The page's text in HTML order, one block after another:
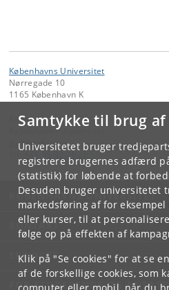
Samtykke til brug
Universitetet bruger
registrere brugernes adfærd
(statistik) for løbende at
Desuden bruger universitetet
markedsføring af for
eller kurser, til at
følge op på effekten af
Klik på "Se cookies" for at se
af de forskellige cookies, som
Københavns Universitet
Nørregade 10
1165 København K
Kontakt:
Københavns Universitet
@ku.dk
KØBENHAVNS UNIVERSITET
KONTAKT
SERVICES
FOR STUDERENDE OG